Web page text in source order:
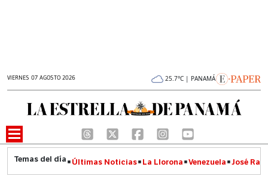
VIERNES 07 AGOSTO 2026 25.7°C | PANAMÁ
Últimas Noticias La Llorona Venezuela José